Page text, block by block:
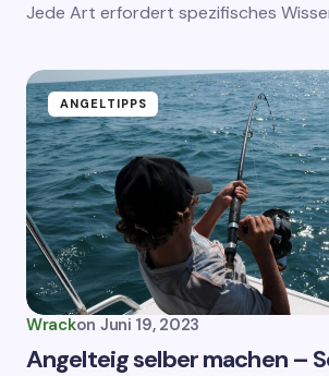
Jede Art erfordert spezifisches
ANGELTIPPS
Wrackon Juni 19, 2023
Angelteig selber machen –